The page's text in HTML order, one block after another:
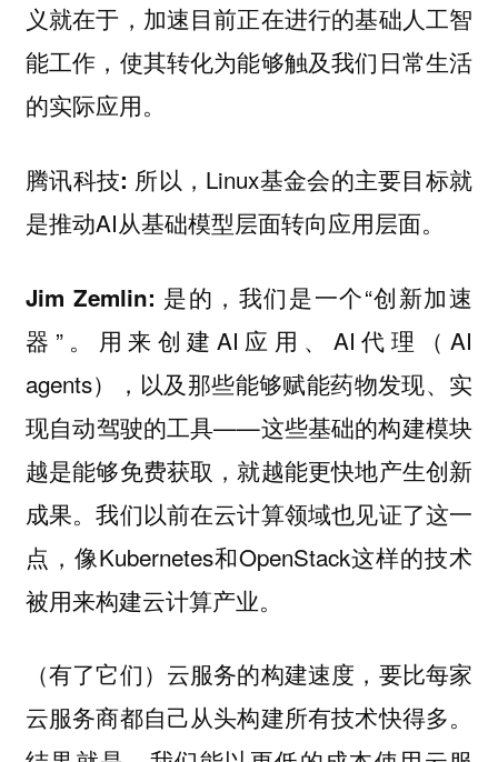
义就在于，加速目前正在进行的基础人工智
能工作，使其转化为能够触及我们日常生活
的实际应用。
腾讯科技: 所以，Linux基金会的主要目标就
是推动AI从基础模型层面转向应用层面。
Jim Zemlin: 是的，我们是一个“创新加速
器”。用来创建AI应用、AI代理（AI
agents），以及那些能够赋能药物发现、实
现自动驾驶的工具——这些基础的构建模块
越是能够免费获取，就越能更快地产生创新
成果。我们以前在云计算领域也见证了这一
点，像Kubernetes和OpenStack这样的技术
被用来构建云计算产业。
（有了它们）云服务的构建速度，要比每家
云服务商都自己从头构建所有技术快得多。